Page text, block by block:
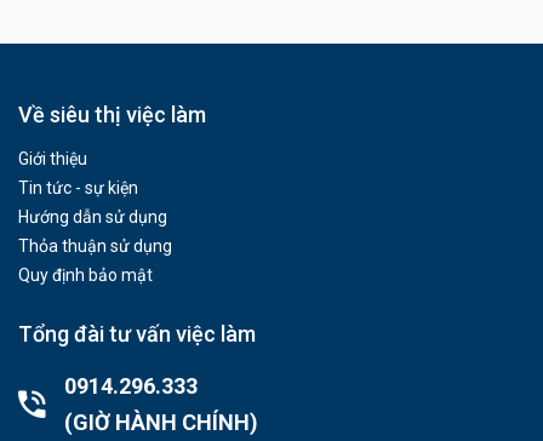
Về siêu thị việc làm
Giới thiệu
Tin tức - sự kiện
Hướng dẫn sử dụng
Thỏa thuận sử dụng
Quy định bảo mật
Tổng đài tư vấn việc làm
0914.296.333
(GIỜ HÀNH CHÍNH)